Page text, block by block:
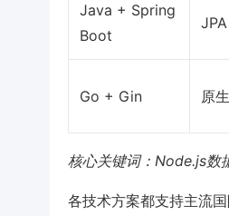
Java + Spring
Boot
Go + Gin 原
核心关键词：Node.js数
各技术方案都支持主流